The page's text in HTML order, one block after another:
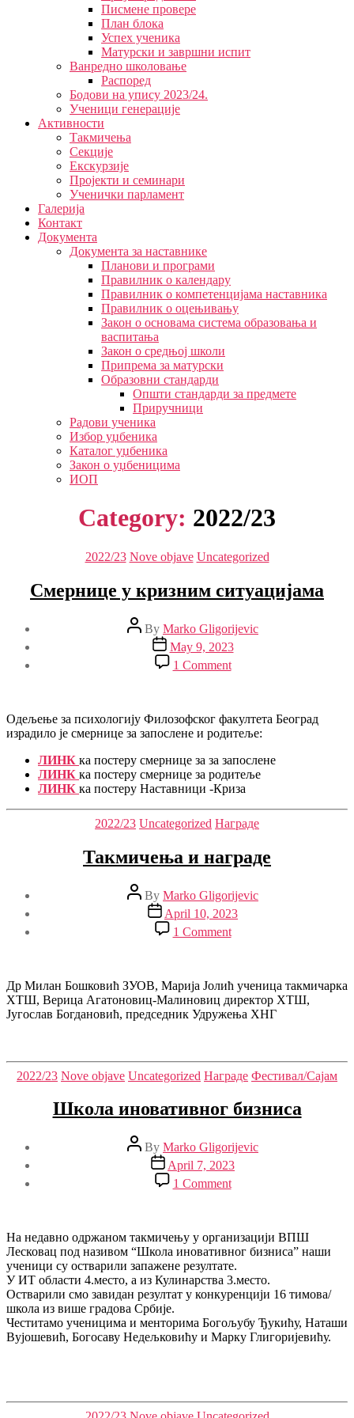
Писмене провере
План блока
Успех ученика
Матурски и завршни испит
Ванредно школовање
Распоред
Бодови на упису 2023/24.
Ученици генерације
Активности
Такмичења
Секције
Екскурзије
Пројекти и семинари
Ученички парламент
Галерија
Контакт
Документа
Документа за наставнике
Планови и програми
Правилник о календару
Правилник о компетенцијама наставника
Правилник о оцењивању
Закон о основама система образовања и
васпитања
Закон о средњој школи
Припрема за матурски
Образовни стандарди
Општи стандарди за предмете
Приручници
Радови ученика
Избор уџбеника
Каталог уџбеника
Закон о уџбеницима
ИОП
Category: 2022/23
Categories
2022/23 Nove objave Uncategorized
Смернице у кризним ситуацијама
Post
author
By Marko Gligorijevic
Post
date
May 9, 2023
1 Commenton
Смернице
ситуацијама
Одељење за психологију Филозофског факултета Београд
израдило је смернице за запослене и родитеље:
ЛИНК ка постеру смернице за за запослене
ЛИНК ка постеру смернице за родитеље
ЛИНК ка постеру Наставници -Криза
Categories
2022/23 Uncategorized Награде
Такмичења и награде
Post
author
By Marko Gligorijevic
Post
date
April 10, 2023
1 Commenton
Такмичења
Др Милан Бошковић ЗУОВ, Марија Јолић ученица такмичарка
ХТШ, Верица Агатоновиц-Малиновиц директор ХТШ,
Југослав Богдановић, председник Удружења ХНГ
Categories
2022/23 Nove objave Uncategorized Награде Фестивал/Сајам
Школа иновативног бизниса
Post
author
By Marko Gligorijevic
Post
date
April 7, 2023
1 Commenton
Школа
На недавно одржаном такмичењу у организацији ВПШ
Лесковац под називом “Школа иновативног бизниса” наши
ученици су остварили запажене резултате.
У ИТ области 4.место, а из Кулинарства 3.место.
Остварили смо завидан резултат у конкуренцији 16 тимова/
школа из више градова Србије.
Честитамо ученицима и менторима Богољубу Ђукићу, Наташи
Вујошевић, Богосаву Недељковићу и Марку Глигоријевићу.